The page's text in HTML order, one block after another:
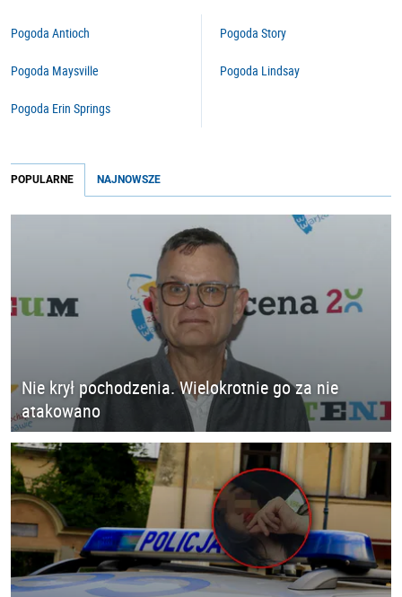
Pogoda Antioch
Pogoda Maysville
Pogoda Erin Springs
Pogoda Story
Pogoda Lindsay
POPULARNE NAJNOWSZE
Nie krył pochodzenia. Wielokrotnie go za nie
atakowano